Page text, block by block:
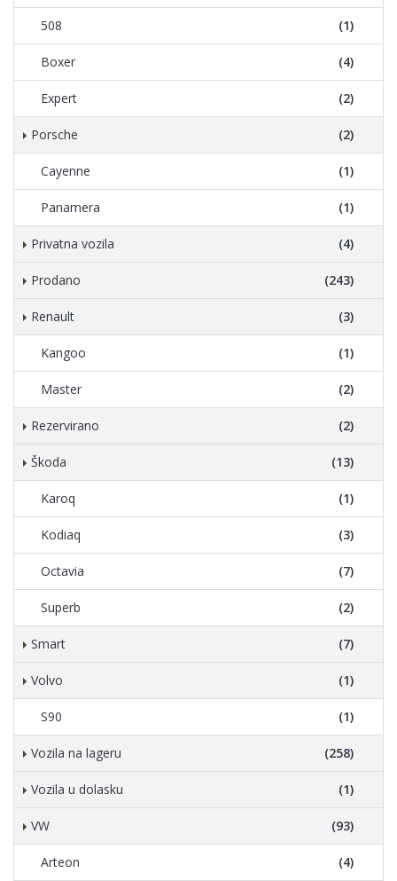
508 (1)
Boxer (4)
Expert (2)
Porsche (2)
Cayenne (1)
Panamera (1)
Privatna vozila (4)
Prodano (243)
Renault (3)
Kangoo (1)
Master (2)
Rezervirano (2)
Škoda (13)
Karoq (1)
Kodiaq (3)
Octavia (7)
Superb (2)
Smart (7)
Volvo (1)
S90 (1)
Vozila na lageru (258)
Vozila u dolasku (1)
VW (93)
Arteon (4)